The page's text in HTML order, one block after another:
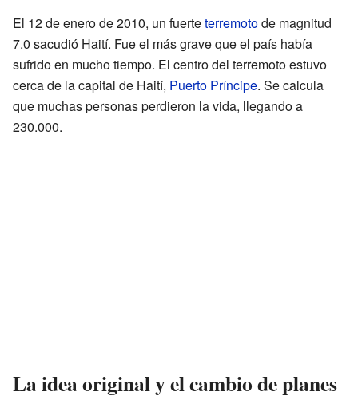
El 12 de enero de 2010, un fuerteterremotode magnitud
7.0 sacudió Haití. Fue el más grave que el país había
sufrido en mucho tiempo. El centro del terremoto estuvo
cerca de la capital de Haití, Puerto Príncipe. Se calcula
que muchas personas perdieron la vida, llegando a
230.000.
La idea original y el cambio de planes